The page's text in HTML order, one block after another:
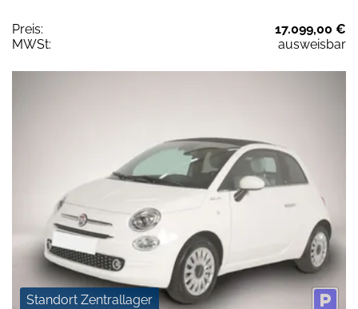
Preis:
17.099,00 €
MWSt:
ausweisbar
Standort Zentrallager